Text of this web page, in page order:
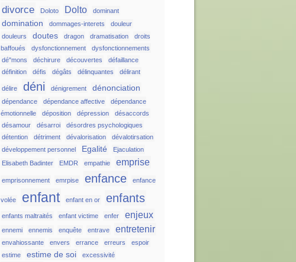
divorce Doloto Dolto dominant
domination dommages-interets
douleur
douleurs
doutes dragon dramatisation
droits
baffoués
dysfonctionnement
dysfonctionnements
dé"mons
déchirure découvertes
défaillance
définition
défis dégâts délinquantes délirant
délire déni dénigrement dénonciation
dépendance dépendance affective
dépendance
émotionnelle
déposition dépression
désaccords
désamour
désarroi
désordres psychologiques
détention
détriment dévalorisation
dévalotirsation
développement personnel
Egalité
Ejaculation
Elisabeth Badinter
EMDR empathie emprise
emprisonnement emrpise enfance enfance
volée enfant enfant en or enfants
enfants maltraités enfant victime enfer enjeux
ennemi ennemis enquête entrave entretenir
envahiossante envers errance erreurs
espoir
estime
estime de soi excessivité